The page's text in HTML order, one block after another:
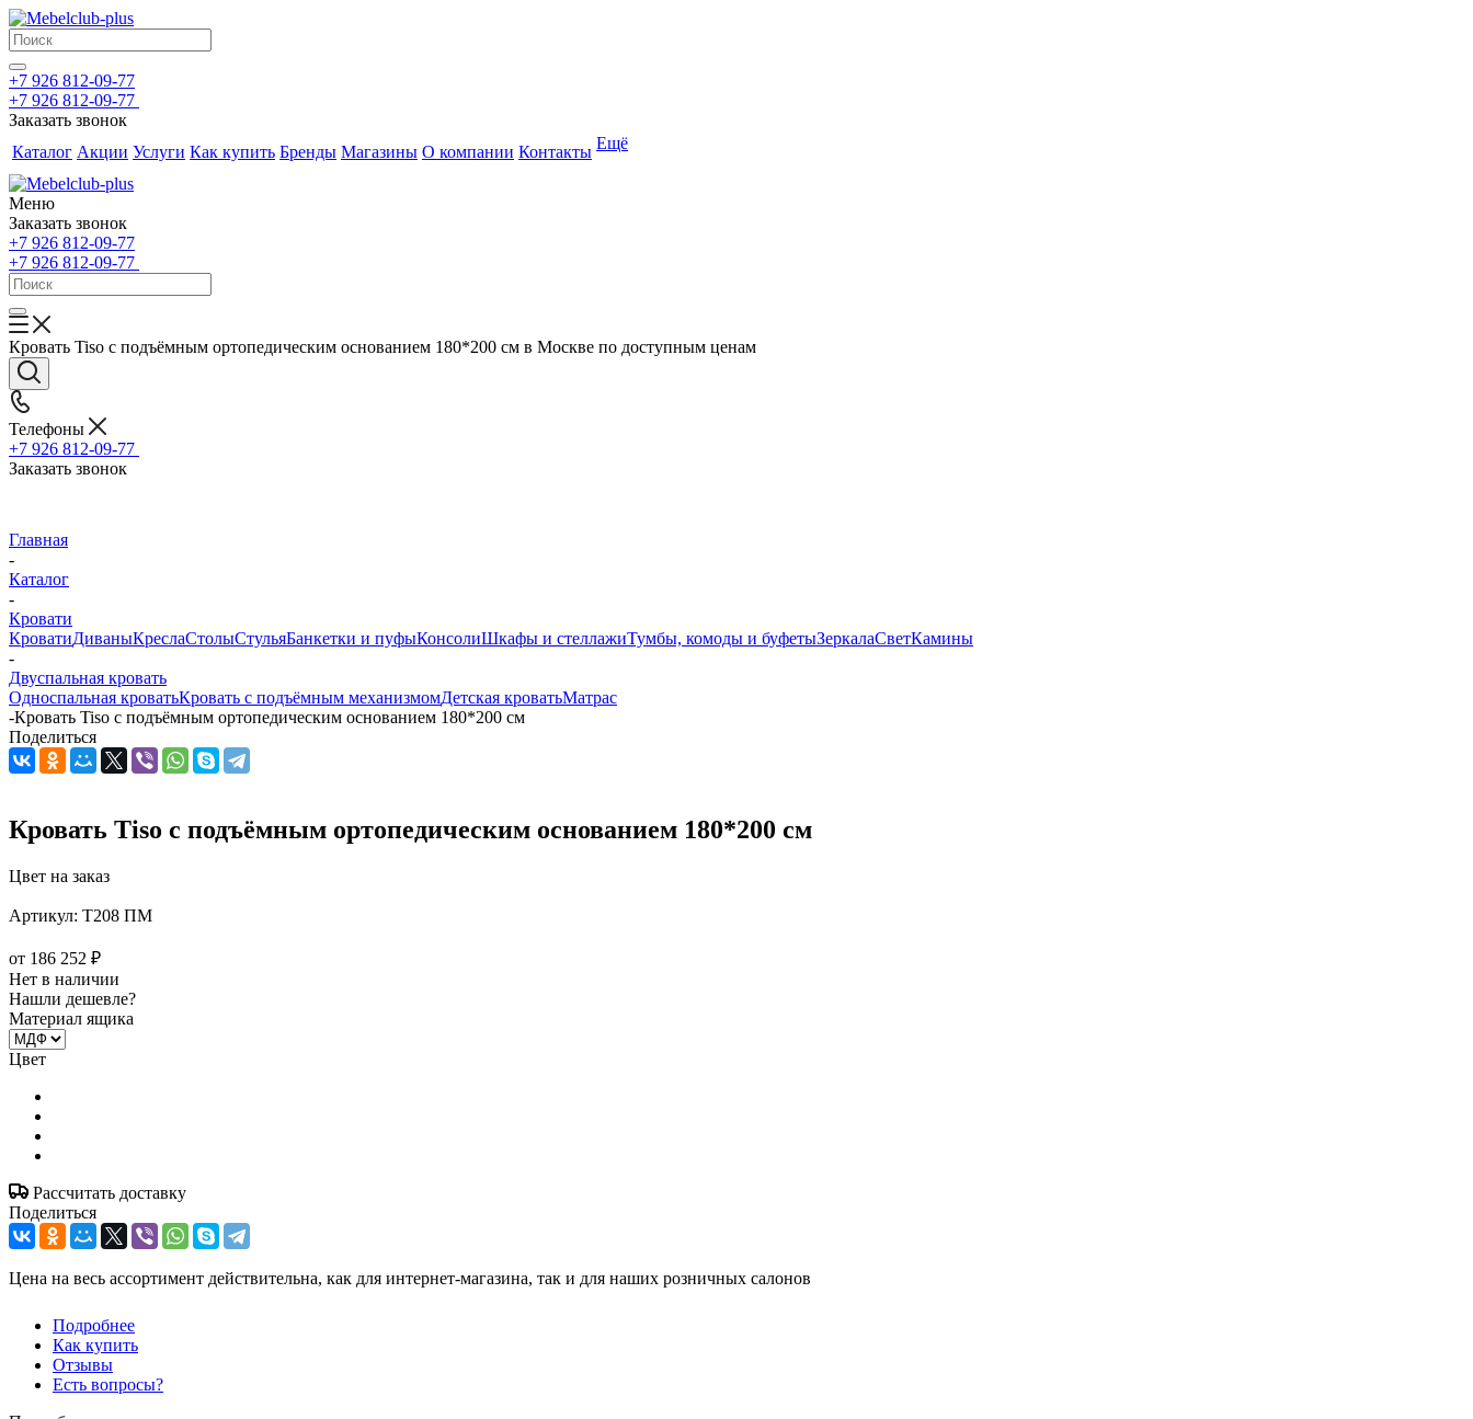
+7 926 812-09-77
+7 926 812-09-77
Заказать звонок
Каталог Акции Услуги Как купить Бренды Магазины О компании Контакты Ещё
Меню
Заказать звонок
+7 926 812-09-77
+7 926 812-09-77
Кровать Tiso с подъёмным ортопедическим основанием 180*200 см в Москве по доступным ценам
Телефоны
+7 926 812-09-77
Заказать звонок
Главная
-
Каталог
-
Кровати
КроватиДиваныКреслаСтолыСтульяБанкетки и пуфыКонсолиШкафы и стеллажиТумбы, комоды и буфетыЗеркалаСветКамины
-
Двуспальная кровать
Односпальная кроватьКровать с подъёмным механизмомДетская кроватьМатрас
-Кровать Tiso с подъёмным ортопедическим основанием 180*200 см
Поделиться
Кровать Tiso с подъёмным ортопедическим основанием 180*200 см
Цвет на заказ
Артикул: T208 ПМ
от 186 252 ₽
Нет в наличии
Нашли дешевле?
Материал ящика
Цвет
Рассчитать доставку
Поделиться
Цена на весь ассортимент действительна, как для интернет-магазина, так и для наших розничных салонов
Подробнее
Как купить
Отзывы
Есть вопросы?